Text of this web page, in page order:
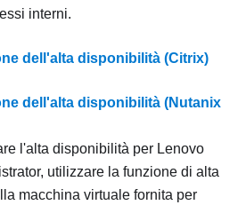
interni.
dell'alta disponibilità (Citrix)
dell'alta disponibilità (Nutanix
l'alta disponibilità per Lenovo
, utilizzare la funzione di alta
macchina virtuale fornita per